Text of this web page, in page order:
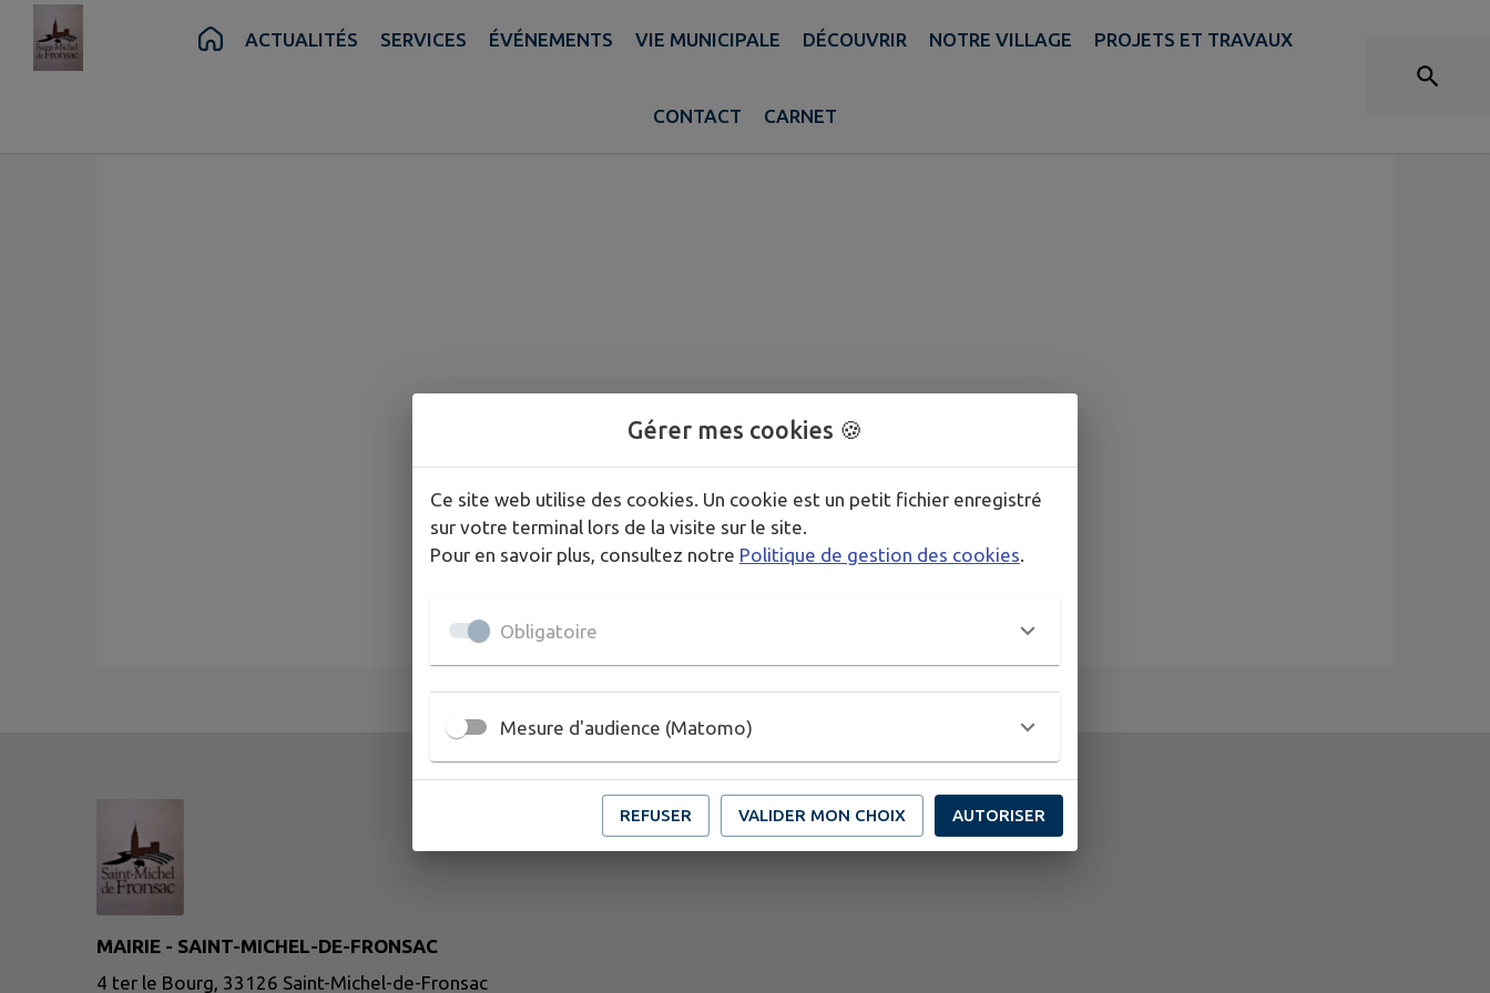
Contenu Recherche Pied de page
ACTUALITÉS SERVICES ÉVÉNEMENTS VIE MUNICIPALE DÉCOUVRIR NOTRE VILLAGE PROJETS ET TRAVAUX
CONTACT CARNET
HISTOIRE
MAIRIE - SAINT-MICHEL-DE-FRONSAC
4 ter le Bourg, 33126 Saint-Michel-de-Fronsac
Gérer mes cookies 🍪
Ce site web utilise des cookies. Un cookie est un petit fichier enregistré
sur votre terminal lors de la visite sur le site.
Pour en savoir plus, consultez notre Politique de gestion des cookies.
Obligatoire
Mesure d'audience (Matomo)
REFUSER VALIDER MON CHOIX AUTORISER